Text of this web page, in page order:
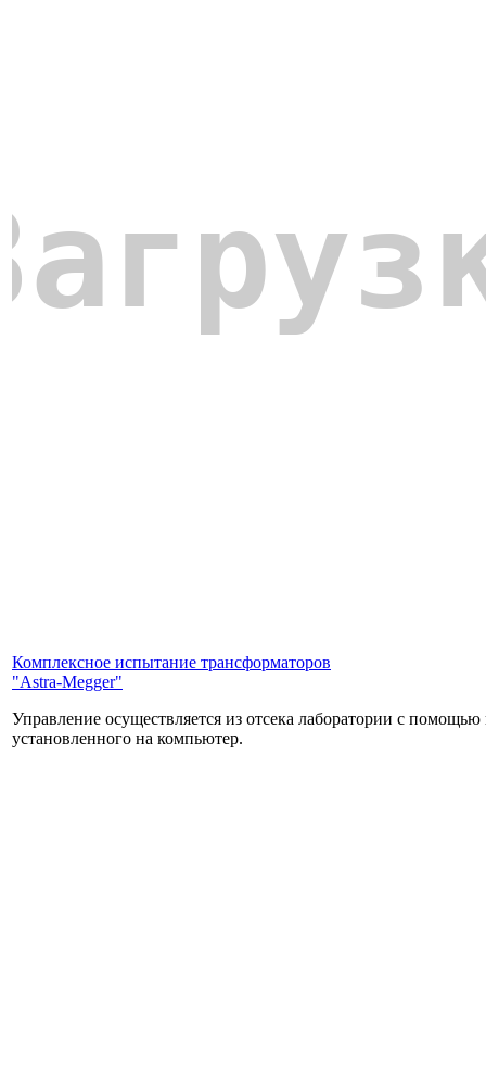
Комплексное испытание трансформаторов
"Astra-Megger"
Управление осуществляется из отсека лаборатории с
установленного на компьютер.